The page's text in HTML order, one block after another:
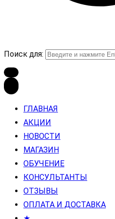
Поиск для:
ГЛАВНАЯ
АКЦИИ
НОВОСТИ
МАГАЗИН
ОБУЧЕНИЕ
КОНСУЛЬТАНТЫ
ОТЗЫВЫ
ОПЛАТА И ДОСТАВКА